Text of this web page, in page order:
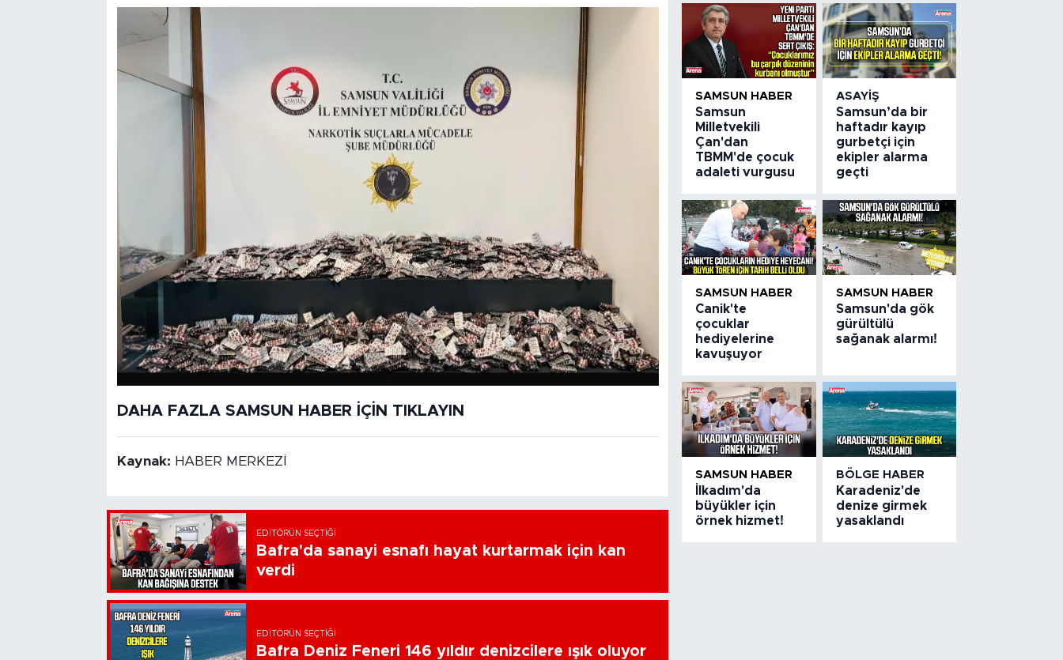
DAHA FAZLA SAMSUN HABER İÇİN TIKLAYIN
Kaynak: HABER MERKEZİ
EDITÖRÜN SEÇTIĞI
Bafra'da sanayi esnafı hayat kurtarmak için kan
verdi
EDITÖRÜN SEÇTIĞI
Bafra Deniz Feneri 146 yıldır denizcilere ışık oluyor
SAMSUN HABER
Samsun
Milletvekili
Çan'dan
TBMM'de çocuk
adaleti vurgusu
ASAYIŞ
Samsun’da bir
haftadır kayıp
gurbetçi için
ekipler alarma
geçti
SAMSUN HABER
Canik'te
çocuklar
hediyelerine
kavuşuyor
SAMSUN HABER
Samsun'da gök
gürültülü
sağanak alarmı!
SAMSUN HABER
İlkadım'da
büyükler için
örnek hizmet!
BÖLGE HABER
Karadeniz'de
denize girmek
yasaklandı